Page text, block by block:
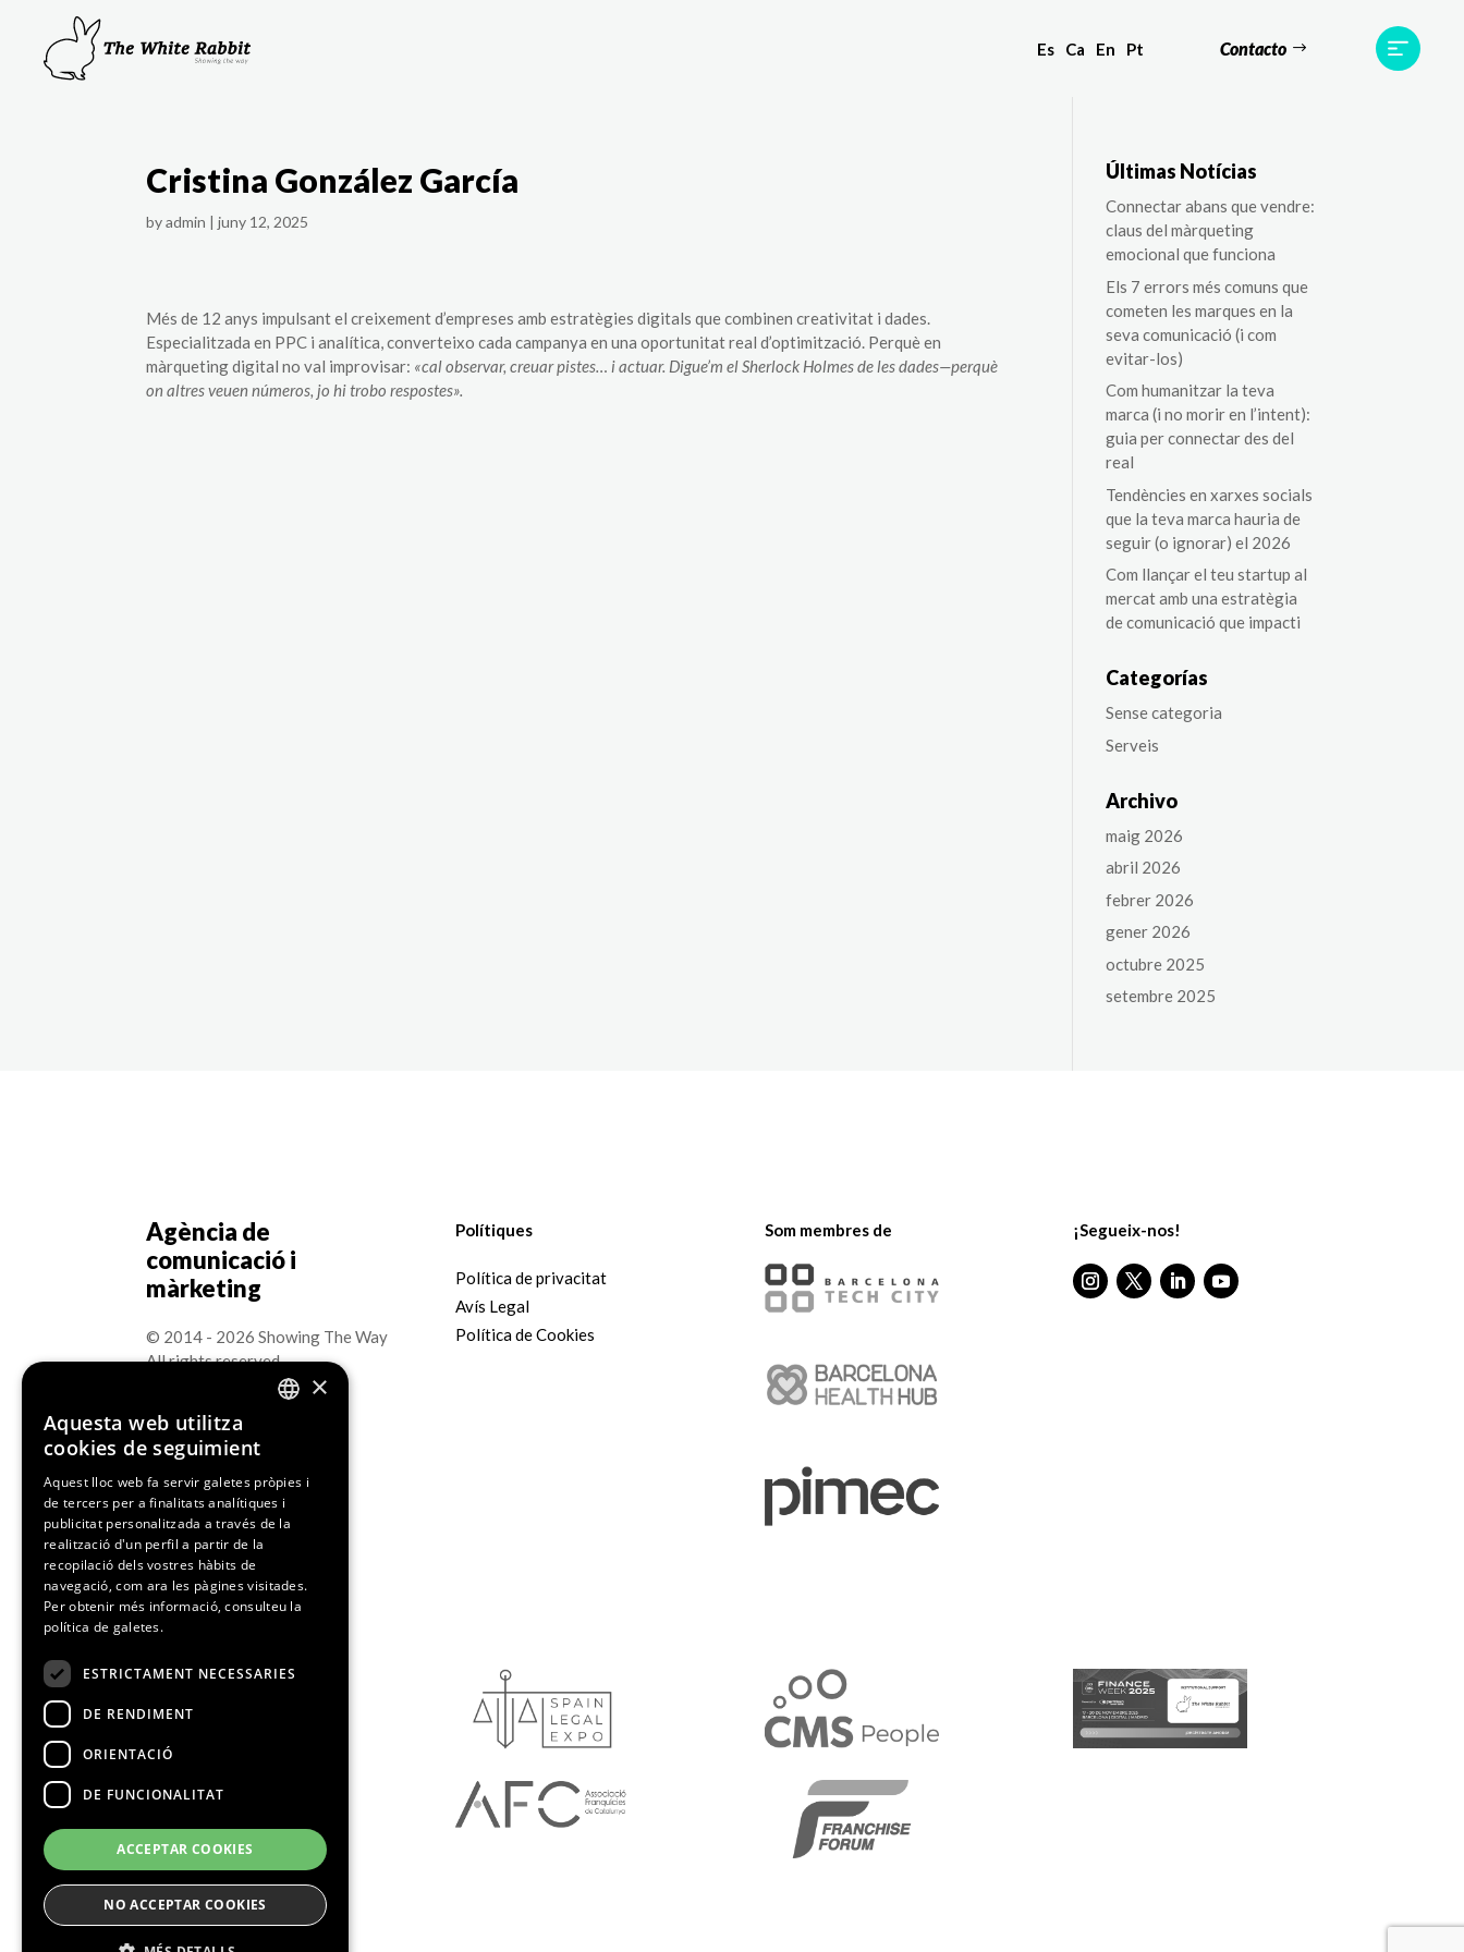
Es Ca En Pt Contacto
Cristina González García
byadmin |juny 12, 2025
Més de 12 anys impulsant el creixement d’empreses amb estratègies digitals que combinen creativitat i dades.
Especialitzada en PPC i analítica, converteixo cada campanya en una oportunitat real d’optimització. Perquè en
màrqueting digital no val improvisar: «cal observar, creuar pistes… i actuar. Digue’m el Sherlock Holmes de les dades—perquè
on altres veuen números, jo hi trobo respostes».
Últimas Notícias
Connectar abans que vendre:
claus del màrqueting
emocional que funciona
Els 7 errors més comuns que
cometen les marques en la
seva comunicació (i com
evitar-los)
Com humanitzar la teva
marca (i no morir en l’intent):
guia per connectar des del
real
Tendències en xarxes socials
que la teva marca hauria de
seguir (o ignorar) el 2026
Com llançar el teu startup al
mercat amb una estratègia
de comunicació que impacti
Categorías
Sense categoria
Serveis
Archivo
maig 2026
abril 2026
febrer 2026
gener 2026
octubre 2025
setembre 2025
Agència de
comunicació i
màrketing
© 2014 - 2026 Showing The Way
All rights reserved.
Polítiques
Política de privacitat
Avís Legal
Política de Cookies
Som membres de ¡Segueix-nos!
Media Partners
CATALAN
×
Aquesta web utilitza
cookies de seguimient
Aquest lloc web fa servir galetes pròpies i
de tercers per a finalitats analítiques i
publicitat personalitzada a través de la
realització d'un perfil a partir de la
recopilació dels vostres hàbits de
navegació, com ara les pàgines visitades.
Per obtenir més informació, consulteu la
política de galetes.
ESTRICTAMENT NECESSARIES
DE RENDIMENT
ORIENTACIÓ
DE FUNCIONALITAT
ACCEPTAR COOKIES
NO ACCEPTAR COOKIES